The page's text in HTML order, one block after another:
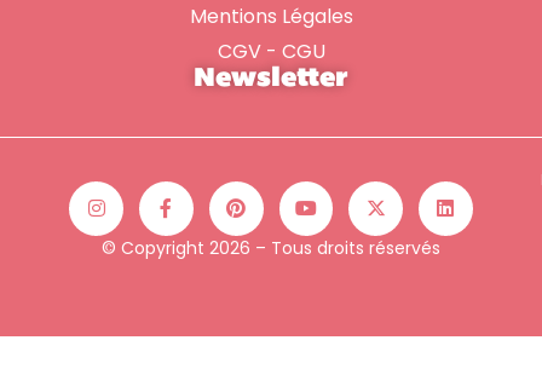
Mentions Légales
CGV - CGU
Newsletter
© Copyright 2026 – Tous droits réservés